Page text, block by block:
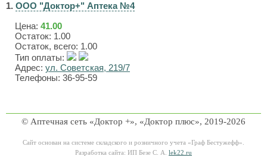
1. ООО "Доктор+" Аптека №4
Цена: 41.00
Остаток: 1.00
Остаток, всего: 1.00
Тип оплаты:
Адрес: ул. Советская, 219/7
Телефоны: 36-95-59
© Аптечная сеть «Доктор +», «Доктор плюс», 2019-2026
Сайт основан на системе складского и розничного учета «Граф Бестужефф».
Разработка сайта: ИП Безе С. А. lek22.ru